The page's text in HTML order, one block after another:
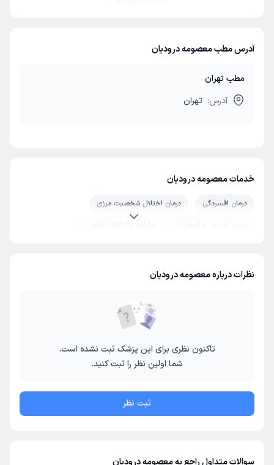
آدرس مطب معصومه درودیان
مطب تهران
آدرس: تهران
خدمات معصومه درودیان
درمان افسردگی
درمان اختلال شخصیت مرزی
درمان استرس و اضطراب
مشاوره مشکلات زناشویی
نظرات درباره معصومه درودیان
تاکنون نظری برای این پزشک ثبت نشده است.
شما اولین نظر را ثبت کنید.
ثبت نظر
سوالات متداول راجع به معصومه درودیان